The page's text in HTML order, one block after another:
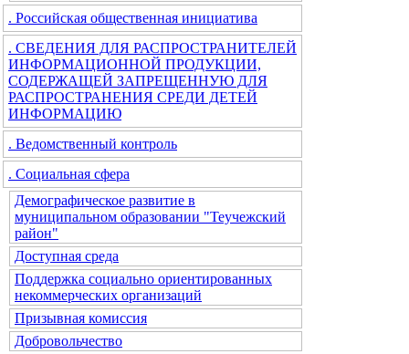
. Российская общественная инициатива
. СВЕДЕНИЯ ДЛЯ РАСПРОСТРАНИТЕЛЕЙ
ИНФОРМАЦИОННОЙ ПРОДУКЦИИ,
СОДЕРЖАЩЕЙ ЗАПРЕЩЕННУЮ ДЛЯ
РАСПРОСТРАНЕНИЯ СРЕДИ ДЕТЕЙ
ИНФОРМАЦИЮ
. Ведомственный контроль
. Социальная сфера
Демографическое развитие в
муниципальном образовании "Теучежский
район"
Доступная среда
Поддержка социально ориентированных
некоммерческих организаций
Призывная комиссия
Добровольчество